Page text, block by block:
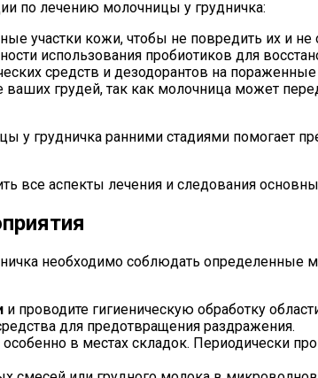
участки кожи, чтобы не повредить их и
использования пробиотиков для
средств и дезодорантов на
ваших грудей, так как молочница может
у грудничка ранними стадиями помогает
все аспекты лечения и следования
необходимо соблюдать определенные
и проводите гигиеническую обработку
для предотвращения раздражения.
особенно в местах складок. Периодически